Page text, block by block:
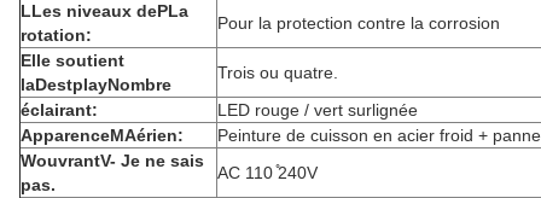
LLes niveaux dePLa
rotation:
Pour la protection contre la corrosion
Elle soutient
laDestplayNombre
Trois ou quatre.
éclairant:
LED rouge / vert surlignée
ApparenceMAérien:
Peinture de cuisson en acier froid +
WouvrantV- Je ne sais
pas.
AC 110 ̊240V